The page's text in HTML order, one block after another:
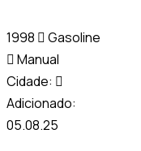
1998
Gasoline
Manual
Cidade:
Adicionado:
05.08.25